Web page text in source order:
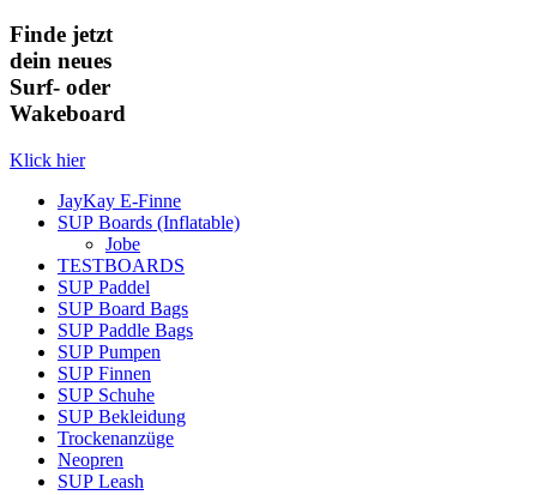
Finde jetzt
dein neues
Surf- oder
Wakeboard
Klick hier
JayKay E-Finne
SUP Boards (Inflatable)
Jobe
TESTBOARDS
SUP Paddel
SUP Board Bags
SUP Paddle Bags
SUP Pumpen
SUP Finnen
SUP Schuhe
SUP Bekleidung
Trockenanzüge
Neopren
SUP Leash